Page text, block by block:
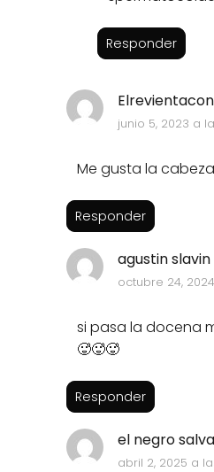
Responder
junio 5, 2023 a
Me gusta la
Responder
agustin slavin
octubre 24,
si pasa la docena
🥵🥵🥵
Responder
el negro
abril 2, 2025 a